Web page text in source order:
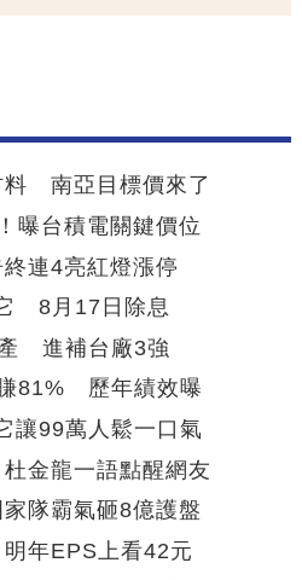
料 南亞目標價來了
曝台積電關鍵價位
連4亮紅燈漲停
8月17日除息
進補台廠3強
81% 歷年績效曝
99萬人鬆一口氣
金龍一語點醒網友
隊霸氣砸8億護盤
年EPS上看42元